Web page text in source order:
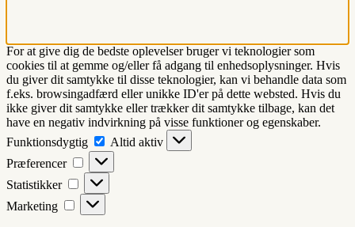
For at give dig de bedste oplevelser bruger vi teknologier som
cookies til at gemme og/eller få adgang til enhedsoplysninger. Hvis
du giver dit samtykke til disse teknologier, kan vi behandle data som
f.eks. browsingadfærd eller unikke ID'er på dette websted. Hvis du
ikke giver dit samtykke eller trækker dit samtykke tilbage, kan det
have en negativ indvirkning på visse funktioner og egenskaber.
Funktionsdygtig
Funktionsdygtig
Altid aktiv
Præferencer
Præferencer
Statistikker Statistikker
Marketing Marketing